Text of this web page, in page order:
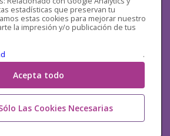
estadísticas que preservan tu
estas cookies para mejorar nuestro
la impresión y/o publicación de tus
.
Acepta todo
Las Cookies Necesarias
Redes sociales